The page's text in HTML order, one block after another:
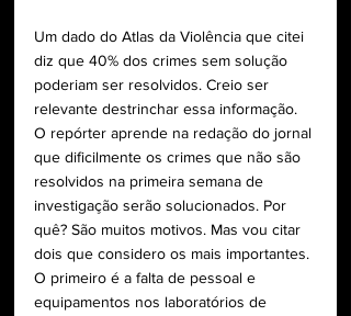
Um dado do Atlas da Violência que citei
diz que 40% dos crimes sem solução
poderiam ser resolvidos. Creio ser
relevante destrinchar essa informação.
O repórter aprende na redação do jornal
que dificilmente os crimes que não são
resolvidos na primeira semana de
investigação serão solucionados. Por
quê? São muitos motivos. Mas vou citar
dois que considero os mais importantes.
O primeiro é a falta de pessoal e
equipamentos nos laboratórios de